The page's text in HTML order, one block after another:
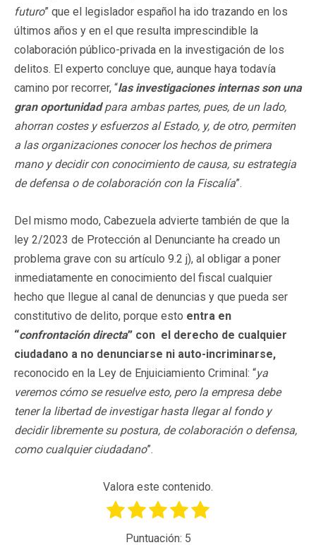
futuro” que el legislador español ha ido trazando en los
últimos años y en el que resulta imprescindible la
colaboración público-privada en la investigación de los
delitos. El experto concluye que, aunque haya todavía
camino por recorrer, “las investigaciones internas son una
gran oportunidadpara ambas partes, pues, de un lado,
ahorran costes y esfuerzos al Estado, y, de otro, permiten
a las organizaciones conocer los hechos de primera
mano y decidir con conocimiento de causa, su estrategia
de defensa o de colaboración con la Fiscalía”.
Del mismo modo, Cabezuela advierte también de que la
ley 2/2023 de Protección al Denunciante ha creado un
problema grave con su artículo 9.2 j), al obligar a poner
inmediatamente en conocimiento del fiscal cualquier
hecho que llegue al canal de denuncias y que pueda ser
constitutivo de delito, porque esto entra en
“confrontación directa” con el derecho de cualquier
ciudadano a no denunciarse ni auto-incriminarse,
reconocido en la Ley de Enjuiciamiento Criminal: “ya
veremos cómo se resuelve esto, pero la empresa debe
tener la libertad de investigar hasta llegar al fondo y
decidir libremente su postura, de colaboración o defensa,
como cualquier ciudadano”.
Valora este contenido.
Puntuación: 5